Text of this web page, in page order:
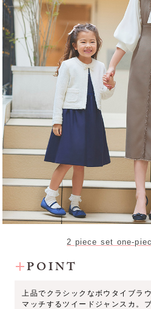
2 piece set one-
POINT
上品でクラシックなボウタイブラ
マッチするツイードジャンスカ。